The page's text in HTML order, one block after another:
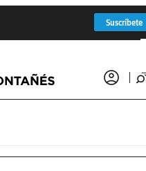
Suscríbete